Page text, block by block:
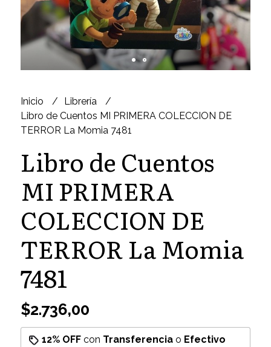
Inicio
Librería
Libro de Cuentos MI PRIMERA COLECCION DE
TERROR La Momia 7481
Libro de Cuentos
MI PRIMERA
COLECCION DE
TERROR La Momia
7481
$2.736,00
12% OFFcon Transferenciao Efectivo